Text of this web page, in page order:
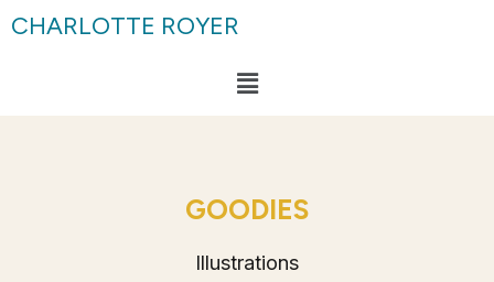
CHARLOTTE ROYER
GOODIES
Illustrations